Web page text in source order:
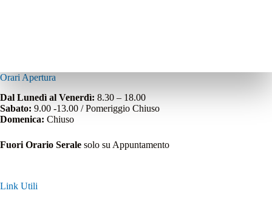
Orari Apertura
Dal Lunedì al Venerdì: 8.30 – 18.00
Sabato: 9.00 -13.00 / Pomeriggio Chiuso
Domenica: Chiuso
Fuori Orario Serale solo su Appuntamento
Link Utili